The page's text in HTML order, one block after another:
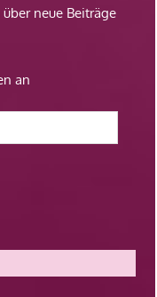
neue Beiträge
an